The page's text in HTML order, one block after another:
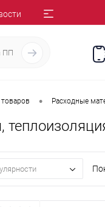
товаров • Расходные